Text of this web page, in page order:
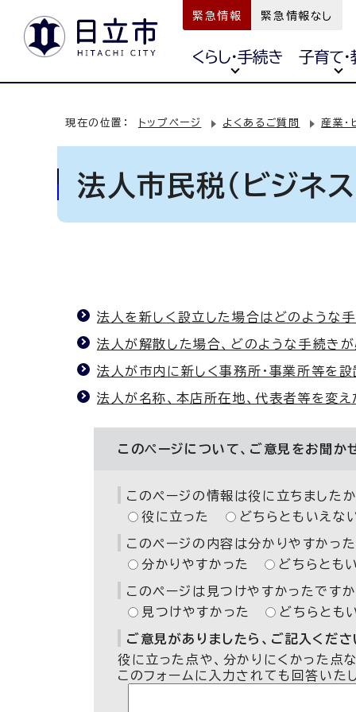
緊急情報 緊急情報なし
くらし・手続き 子育て
現在の位置： トップページ よくあるご質問 産業
法人市民税（ビジネ
法人を新しく設立した場合はどのような
法人が解散した場合、どのような手続き
法人が市内に新しく事務所・事業所等を
法人が名称、本店所在地、代表者等を変
このページについて、ご意見をお聞か
このページの情報は役に立ちましたか
役に立った
どちらともいえな
このページの内容は分かりやすかっ
分かりやすかった
どちらとも
このページは見つけやすかったですか
見つけやすかった
どちらとも
ご意見がありましたら、ご記入くだ
役に立った点や、分かりにくかった点
このフォームに入力されても回答いた